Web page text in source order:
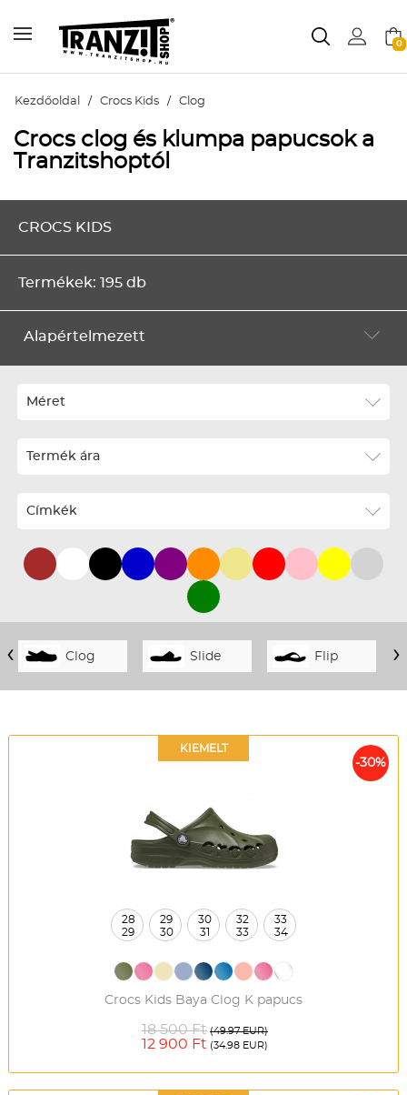
0
Kezdőoldal / Crocs Kids / Clog
Crocs clog és klumpa papucsok a
Tranzitshoptól
CROCS KIDS
Termékek: 195 db
Alapértelmezett
Alapértelmezett
Legújabbak
Ár szerint növekvő
Téli termékek előre ár szerint növekvő
Nyári új termékek előre
Méret
Termék ára
Címkék
Clog Slide Flip
‹ ›
-30%
Crocs Kids Baya Clog K papucs
18 500 Ft (49.97 EUR)
12 900 Ft (34.98 EUR)
KIEMELT
28
29
29
30
30
31
32
33
33
34